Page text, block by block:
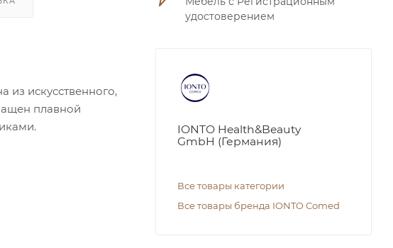
из искусственного,
плавной
удостоверением
IONTO Health&Beauty
GmbH (Германия)
Все товары категории
Все товары бренда IONTO Comed